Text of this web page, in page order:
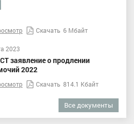
Скачать 6 Мбайт
2023
заявление о продлении
2022
Скачать 814.1 Кбайт
Все документы